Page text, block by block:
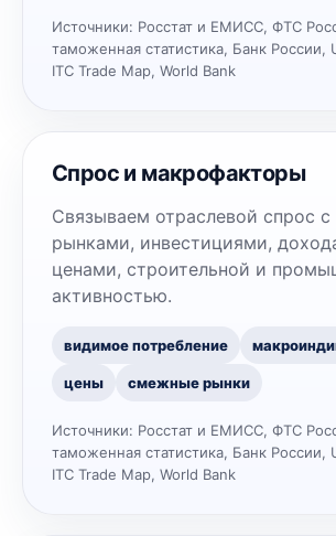
Источники: Росстат и ЕМИСС, ФТС
таможенная статистика, Банк России,
ITC Trade Map, World Bank
Спрос и макрофакторы
Связываем отраслевой спрос
рынками, инвестициями,
ценами, строительной и
активностью.
видимое потребление
цены смежные рынки
Источники: Росстат и ЕМИСС, ФТС
таможенная статистика, Банк России,
ITC Trade Map, World Bank